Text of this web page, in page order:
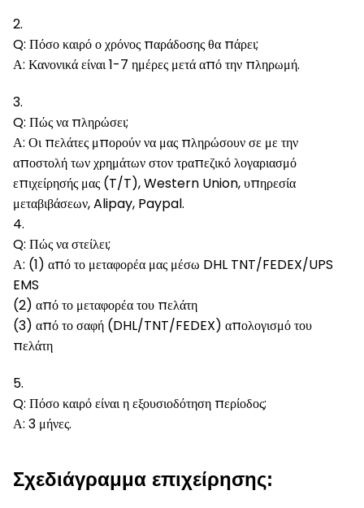
2.
Q: Πόσο καιρό ο χρόνος παράδοσης θα πάρει;
Α: Κανονικά είναι 1-7 ημέρες μετά από την πληρωμή.
3.
Q: Πώς να πληρώσει;
Α: Οι πελάτες μπορούν να μας πληρώσουν σε με την
αποστολή των χρημάτων στον τραπεζικό λογαριασμό
επιχείρησής μας (T/T), Western Union, υπηρεσία
μεταβιβάσεων, Alipay, Paypal.
4.
Q: Πώς να στείλει;
Α: (1) από το μεταφορέα μας μέσω DHL TNT/FEDEX/UPS
EMS
(2) από το μεταφορέα του πελάτη
(3) από το σαφή (DHL/TNT/FEDEX) απολογισμό του
πελάτη
5.
Q: Πόσο καιρό είναι η εξουσιοδότηση περίοδος;
Α: 3 μήνες.
Σχεδιάγραμμα επιχείρησης: